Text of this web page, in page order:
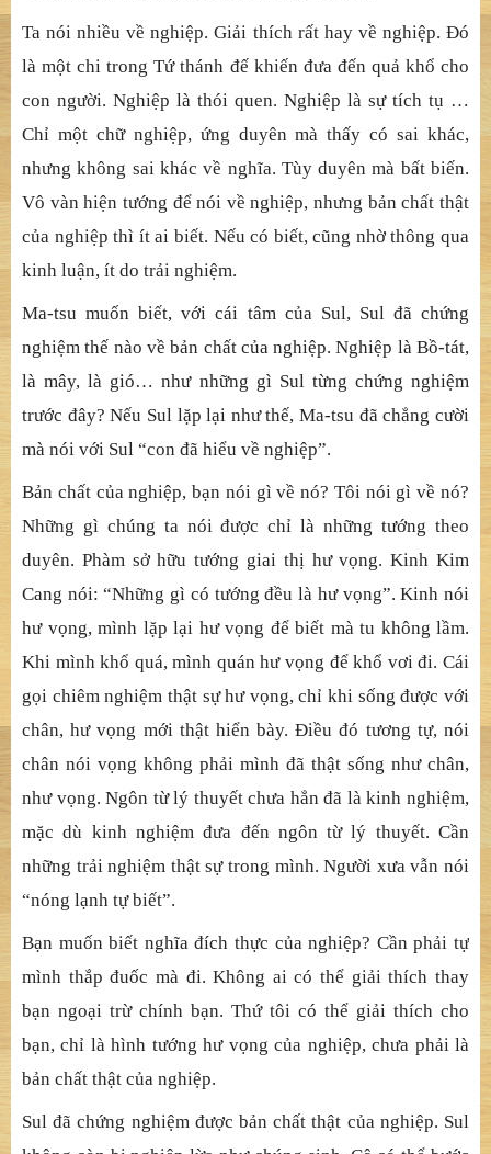
- Trong Tam thừa của Phật giáo, khái niệm nghiệp có thể
được hiểu theo cách này hay cách khác. Ta muốn hỏi con,
với con nghĩa đích thực của nghiệp là gì?
Sul nói cám ơn rồi im lặng.
Ma-tsu cười lớn:
- Một cú lừa rất tuyệt! Con đã hiểu về nghiệp.
Ta nói nhiều về nghiệp. Giải thích rất hay về nghiệp. Đó
là một chi trong Tứ thánh đế khiến đưa đến quả khổ cho
con người. Nghiệp là thói quen. Nghiệp là sự tích tụ …
Chỉ một chữ nghiệp, ứng duyên mà thấy có sai khác,
nhưng không sai khác về nghĩa. Tùy duyên mà bất biến.
Vô vàn hiện tướng để nói về nghiệp, nhưng bản chất thật
kinh luận, ít do trải nghiệm.
Ma-tsu muốn biết, với cái tâm của Sul, Sul đã chứng
nghiệm thế nào về bản chất của nghiệp. Nghiệp là Bồ-tát,
là mây, là gió… như những gì Sul từng chứng nghiệm
trước đây? Nếu Sul lặp lại như thế, Ma-tsu đã chẳng cười
mà nói với Sul “con đã hiểu về nghiệp”.
Bản chất của nghiệp, bạn nói gì về nó? Tôi nói gì về nó?
Những gì chúng ta nói được chỉ là những tướng theo
duyên. Phàm sở hữu tướng giai thị hư vọng. Kinh Kim
Cang nói: “Những gì có tướng đều là hư vọng”. Kinh nói
hư vọng, mình lặp lại hư vọng để biết mà tu không lầm.
Khi mình khổ quá, mình quán hư vọng để khổ vơi đi. Cái
gọi chiêm nghiệm thật sự hư vọng, chỉ khi sống được với
chân, hư vọng mới thật hiển bày. Điều đó tương tự, nói
chân nói vọng không phải mình đã thật sống như chân,
như vọng. Ngôn từ lý thuyết chưa hẳn đã là kinh nghiệm,
mặc dù kinh nghiệm đưa đến ngôn từ lý thuyết. Cần
“nóng lạnh tự biết”.